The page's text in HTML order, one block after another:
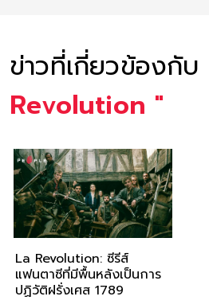
ข่าวที่เกี่ยวข้องกับ
Revolution "
La Revolution: ซีรีส์
แฟนตาซีที่มีพื้นหลังเป็นการ
ปฏิวัติฝรั่งเศส 1789